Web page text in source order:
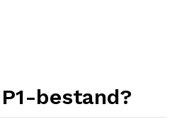
bestand?